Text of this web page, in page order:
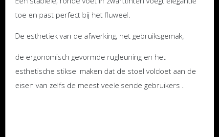
toe en past perfect bij het fluweel.
De esthetiek van de afwerking, het gebruiksgemak,
de ergonomisch gevormde rugleuning en het
esthetische stiksel maken dat de stoel voldoet aan de
eisen van zelfs de meest veeleisende gebruikers .